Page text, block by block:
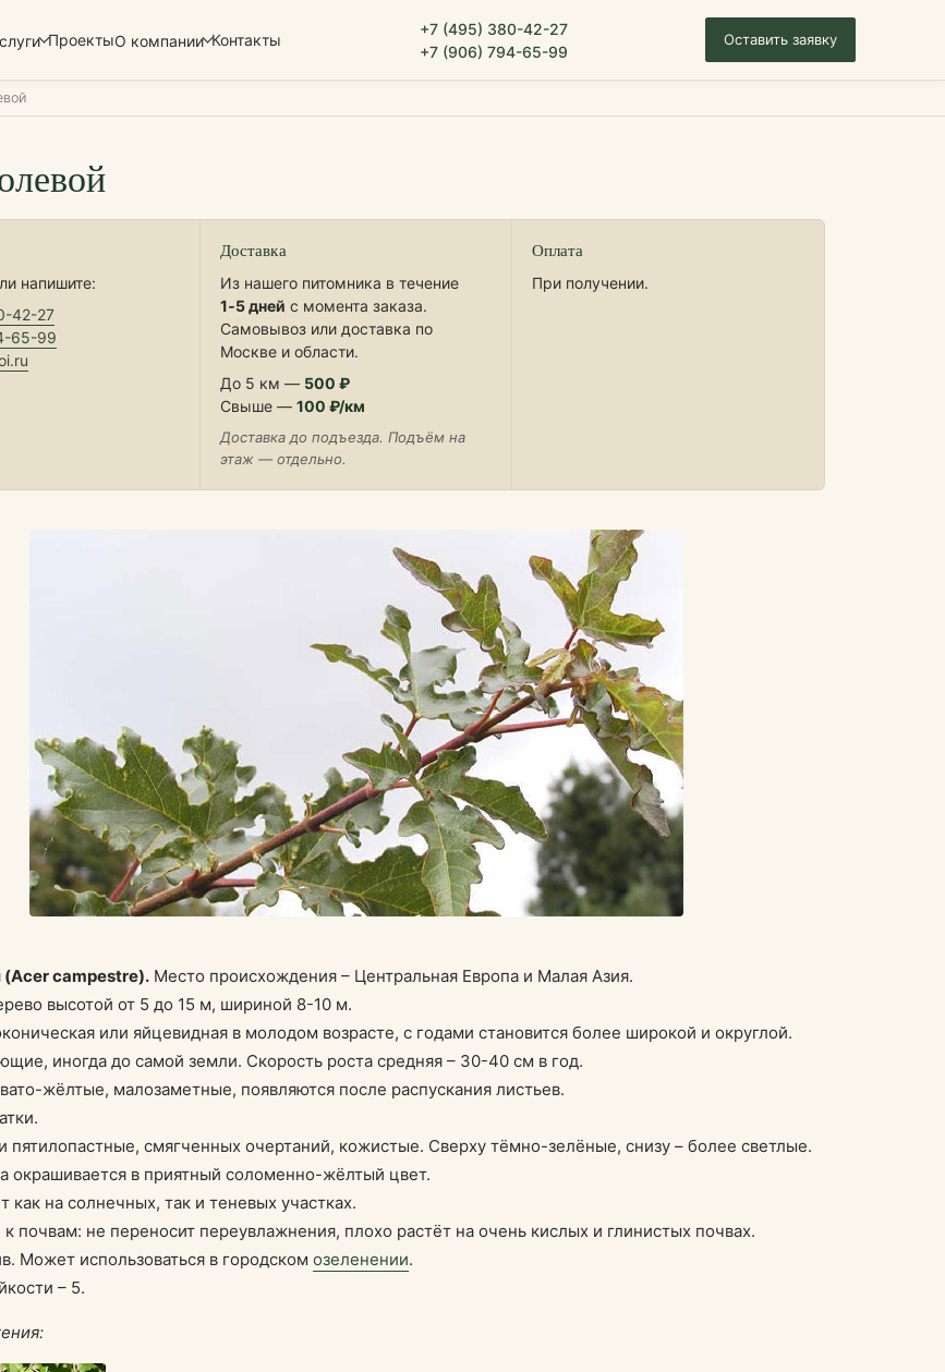
ПроектыО компании Контакты
+7 (495) 380-42-27
+7 (906) 794-65-99
Оставить заявку
напишите:
42-27
65-99
Доставка
Из нашего питомника в течение
1‑5 дней с момента заказа.
Самовывоз или доставка по
Москве и области.
До 5 км — 500 ₽
Свыше — 100 ₽/км
Доставка до подъезда. Подъём на
этаж — отдельно.
Оплата
При получении.
(Acer campestre). Место происхождения – Центральная Европа и Малая Азия.
высотой от 5 до 15 м, шириной 8-10 м.
или яйцевидная в молодом возрасте, с годами становится более широкой и округлой.
иногда до самой земли. Скорость роста средняя – 30-40 см в год.
жёлтые, малозаметные, появляются после распускания листьев.
пятилопастные, смягченных очертаний, кожистые. Сверху тёмно-зелёные, снизу – более светлые.
окрашивается в приятный соломенно-жёлтый цвет.
как на солнечных, так и теневых участках.
почвам: не переносит переувлажнения, плохо растёт на очень кислых и глинистых почвах.
Может использоваться в городском озеленении.
– 5.